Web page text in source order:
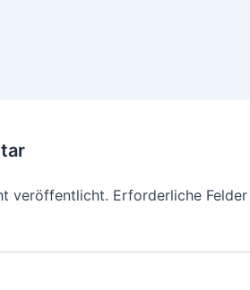
veröffentlicht. Erforderliche